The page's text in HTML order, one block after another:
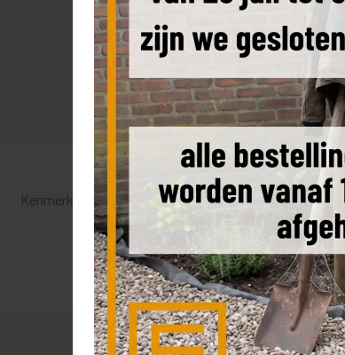
Kenmerken Levering & leverdag